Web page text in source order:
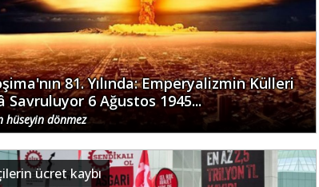
81. Yılında: Emperyalizmin Külleri
Savruluyor 6 Ağustos 1945...
hüseyin dönmez
ücret kaybı